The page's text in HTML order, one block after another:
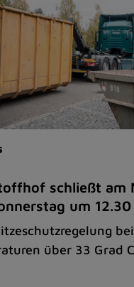
schließt am
um
bei
über 33 Grad